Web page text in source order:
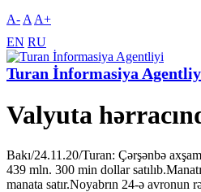
A- A A+
EN RU
Turan İnformasiya
Valyuta
Bakı/24.11.20/Turan: Çərşənbə
439 mln. 300 min dollar
manata satır.Noyabrın 24-ə avronun